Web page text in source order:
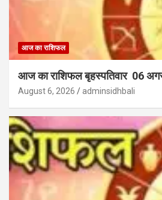
आज का राशिफल
आज का राशिफल बृहस्पतिवार 06
August 6, 2026 adminsidhbali